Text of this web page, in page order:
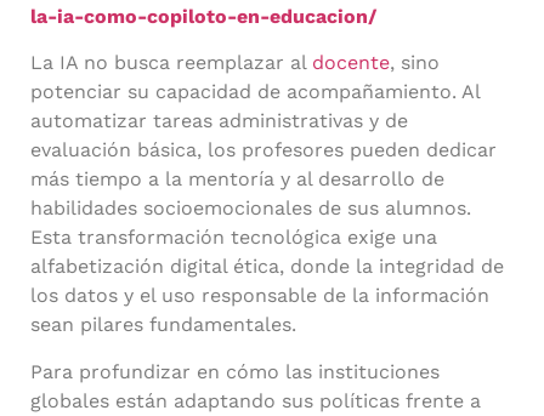
la-ia-como-copiloto-en-educacion/
La IA no busca reemplazar al docente, sino
potenciar su capacidad de acompañamiento. Al
automatizar tareas administrativas y de
evaluación básica, los profesores pueden dedicar
más tiempo a la mentoría y al desarrollo de
habilidades socioemocionales de sus alumnos.
Esta transformación tecnológica exige una
alfabetización digital ética, donde la integridad de
los datos y el uso responsable de la información
sean pilares fundamentales.
Para profundizar en cómo las instituciones
globales están adaptando sus políticas frente a